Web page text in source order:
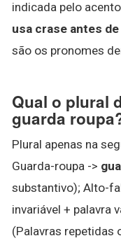
indicada pelo
usa crase antes
são os pronomes
Qual o plural
guarda
Plural apenas na
Guarda-roupa ->
substantivo); Alto-
invariável + palavra
(Palavras repetidas